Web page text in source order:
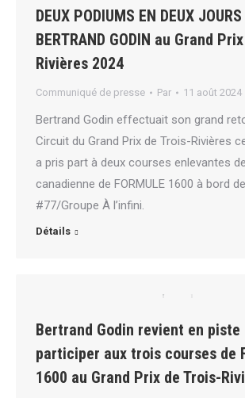
DEUX PODIUMS EN DEUX
BERTRAND GODIN au Grand
Rivières 2024
Communiqué de presse Par 11 août 2024
Bertrand Godin effectuait son grand
Circuit du Grand Prix de Trois-Rivières
a pris part à deux courses enlevantes
canadienne de FORMULE 1600 à bord
#77/Groupe À l’infini.
Détails
Bertrand Godin revient en piste
participer aux trois courses de
1600 au Grand Prix de Trois-